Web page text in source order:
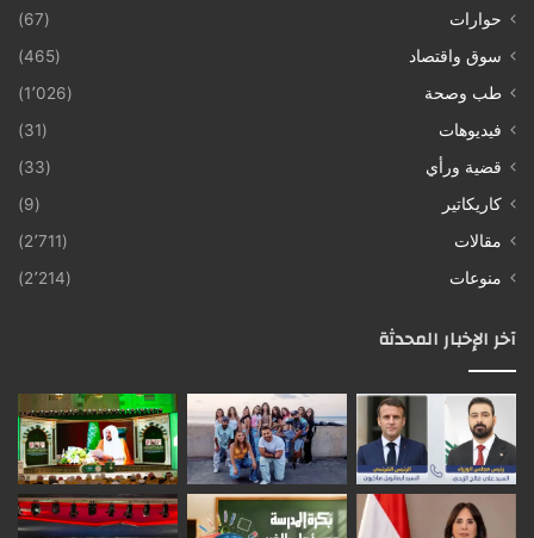
حوارات
(67)
سوق واقتصاد
(465)
طب وصحة
(1٬026)
فيديوهات
(31)
قضية ورأي
(33)
كاريكاتير
(9)
مقالات
(2٬711)
منوعات
(2٬214)
آخر الإخبار المحدثة